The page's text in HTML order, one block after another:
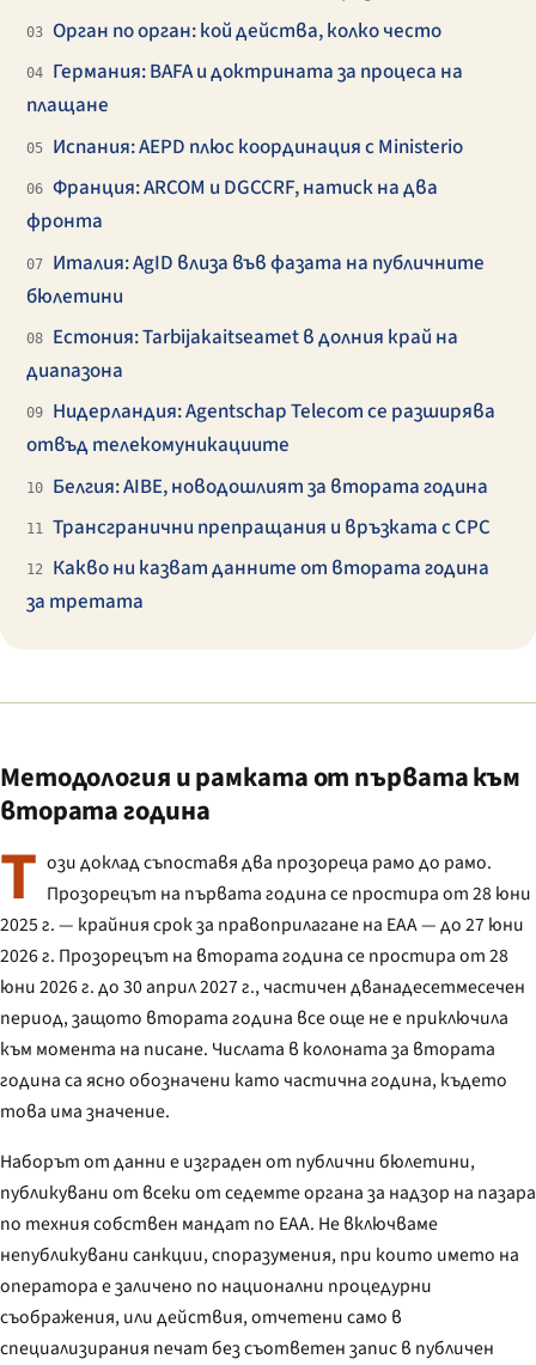
03 Орган по орган: кой действа, колко често
04 Германия: BAFA и доктрината за процеса на
плащане
05 Испания: AEPD плюс координация с Ministerio
06 Франция: ARCOM и DGCCRF, натиск на два
фронта
07 Италия: AgID влиза във фазата на публичните
бюлетини
08 Естония: Tarbijakaitseamet в долния край на
диапазона
09 Нидерландия: Agentschap Telecom се разширява
отвъд телекомуникациите
10 Белгия: AIBE, новодошлият за втората година
11 Трансгранични препращания и връзката с CPC
12 Какво ни казват данните от втората година
за третата
Методология и рамката от първата към
втората година
Т ози доклад съпоставя два прозореца рамо до рамо.
Прозорецът на първата година се простира от 28 юни
2025 г. — крайния срок за правоприлагане на EAA — до 27 юни
2026 г. Прозорецът на втората година се простира от 28
юни 2026 г. до 30 април 2027 г., частичен дванадесетмесечен
период, защото втората година все още не е приключила
към момента на писане. Числата в колоната за втората
година са ясно обозначени като частична година, където
това има значение.
Наборът от данни е изграден от публични бюлетини,
публикувани от всеки от седемте органа за надзор на пазара
по техния собствен мандат по EAA. Не включваме
непубликувани санкции, споразумения, при които името на
оператора е заличено по национални процедурни
съображения, или действия, отчетени само в
специализирания печат без съответен запис в публичен